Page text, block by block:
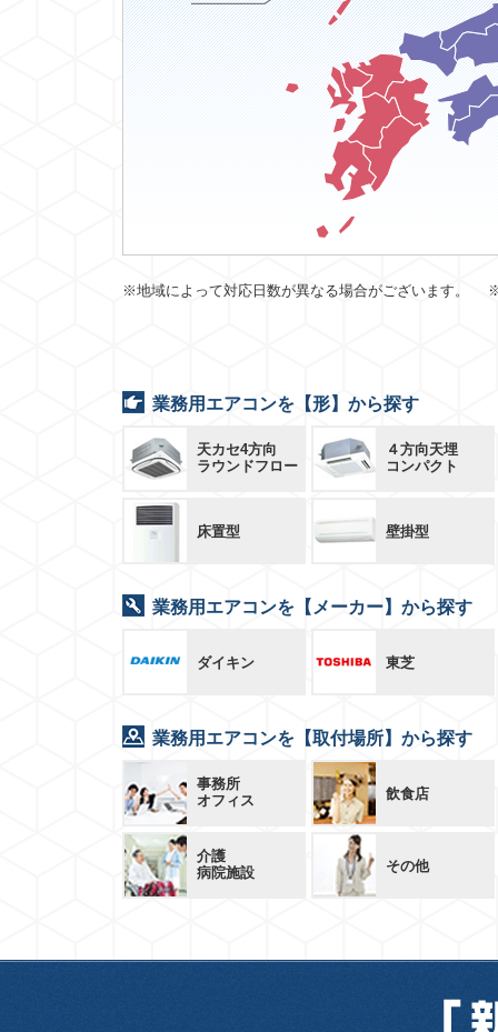
※地域によって対応日数が異なる場合がございます。
業務用エアコンを【形】から探す
天カセ4方向
ラウンドフロー
４方向天埋
コンパクト
床置型 壁掛型
業務用エアコンを【メーカー】から探す
ダイキン 東芝
業務用エアコンを【取付場所】から探す
事務所
オフィス
飲食店
介護
病院施設
その他